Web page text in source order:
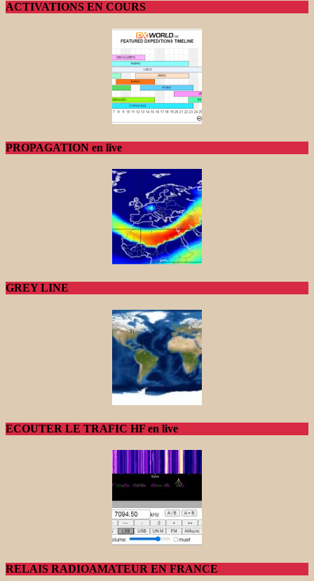
ACTIVATIONS EN COURS
PROPAGATION en live
GREY LINE
ECOUTER LE TRAFIC HF en live
RELAIS RADIOAMATEUR EN FRANCE